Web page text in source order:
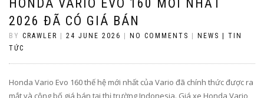
HONDA VARIO EVO 160 MỚI NHẤT
2026 ĐÃ CÓ GIÁ BÁN
BY CRAWLER | 24 JUNE 2026 | NO COMMENTS | NEWS | TIN
TỨC
Honda Vario Evo 160 thế hệ mới nhất của Vario đã chính thức được ra
mắt và công bố giá bán tại thị trường Indonesia. Giá xe Honda Vario